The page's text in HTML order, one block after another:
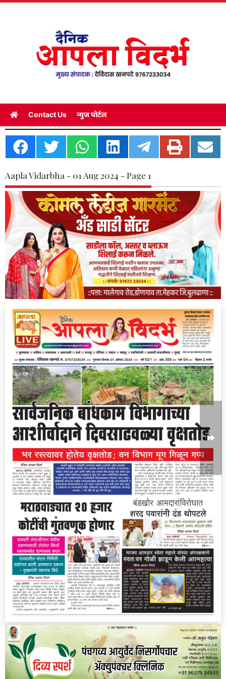
Contact Us न्युज पोर्टल
Aapla Vidarbha - 01 Aug 2024 - Page 1